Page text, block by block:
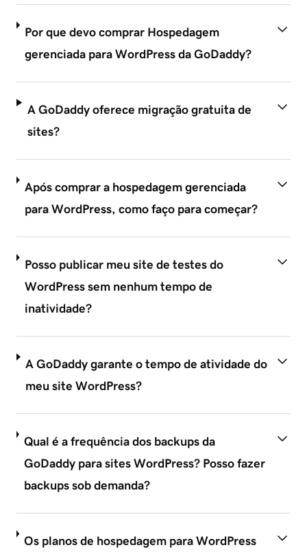
Por que devo comprar Hospedagem
gerenciada para WordPress da GoDaddy?
A GoDaddy oferece migração gratuita de
sites?
Após comprar a hospedagem gerenciada
para WordPress, como faço para começar?
Posso publicar meu site de testes do
WordPress sem nenhum tempo de
inatividade?
A GoDaddy garante o tempo de atividade do
meu site WordPress?
Qual é a frequência dos backups da
GoDaddy para sites WordPress? Posso fazer
backups sob demanda?
Os planos de hospedagem para WordPress